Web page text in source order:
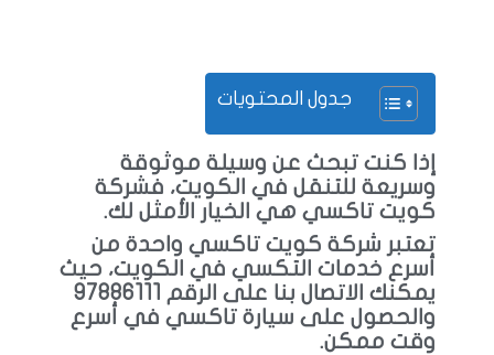
جدول المحتويات
إذا كنت تبحث عن وسيلة موثوقة
وسريعة للتنقل في الكويت، فشركة
كويت تاكسي هي الخيار الأمثل لك.
تعتبر شركة كويت تاكسي واحدة من
أسرع خدمات التكسي في الكويت، حيث
يمكنك الاتصال بنا على الرقم 97886111
والحصول على سيارة تاكسي في أسرع
وقت ممكن.